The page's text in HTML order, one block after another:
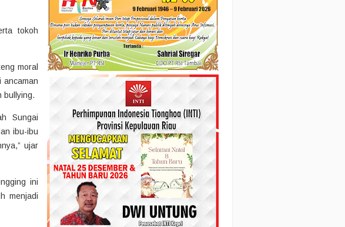
tokoh
moral
ancaman
bullying.
Sungai
ibu-ibu
ujar
ini
menjadi